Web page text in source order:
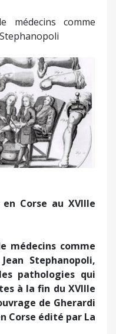
médecins comme
Corse au XVIIIe
médecins comme
Stephanopoli,
pathologies qui
à la fin du XVIIIe
de Gherardi
Corse édité par La